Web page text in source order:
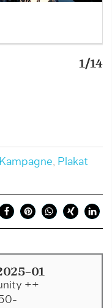
1/14
Kampagne, Plakat
01
++